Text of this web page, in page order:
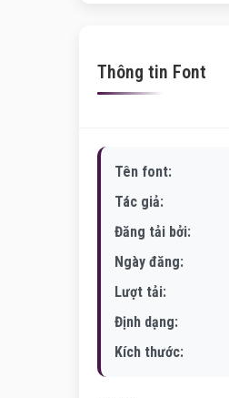
Thông tin Font
Tên font:
Tác giả:
Đăng tải bởi:
Ngày đăng:
Lượt tải:
Định dạng:
Kích thước: